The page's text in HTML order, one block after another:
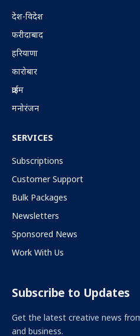
देश-विदेश
फरीदाबाद
हरियाणा
कारोबार
क्राईम
मनोरंजन
SERVICES
Subscriptions
Customer Support
Bulk Packages
Newsletters
Sponsored News
Work With Us
Subscribe to Updates
Get the latest creative news
and business.